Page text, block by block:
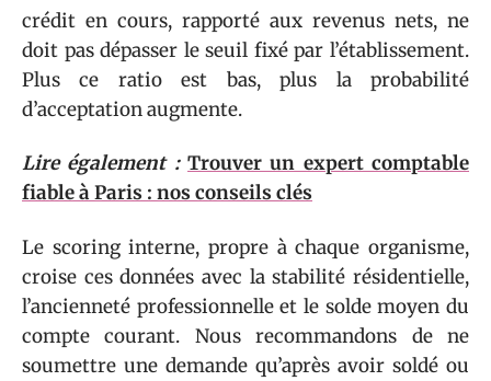
crédit en cours, rapporté aux revenus nets, ne
doit pas dépasser le seuil fixé par l’établissement.
Plus ce ratio est bas, plus la probabilité
d’acceptation augmente.
Lire également : Trouver un expert comptable
fiable à Paris : nos conseils clés
Le scoring interne, propre à chaque organisme,
croise ces données avec la stabilité résidentielle,
l’ancienneté professionnelle et le solde moyen du
compte courant. Nous recommandons de ne
soumettre une demande qu’après avoir soldé ou